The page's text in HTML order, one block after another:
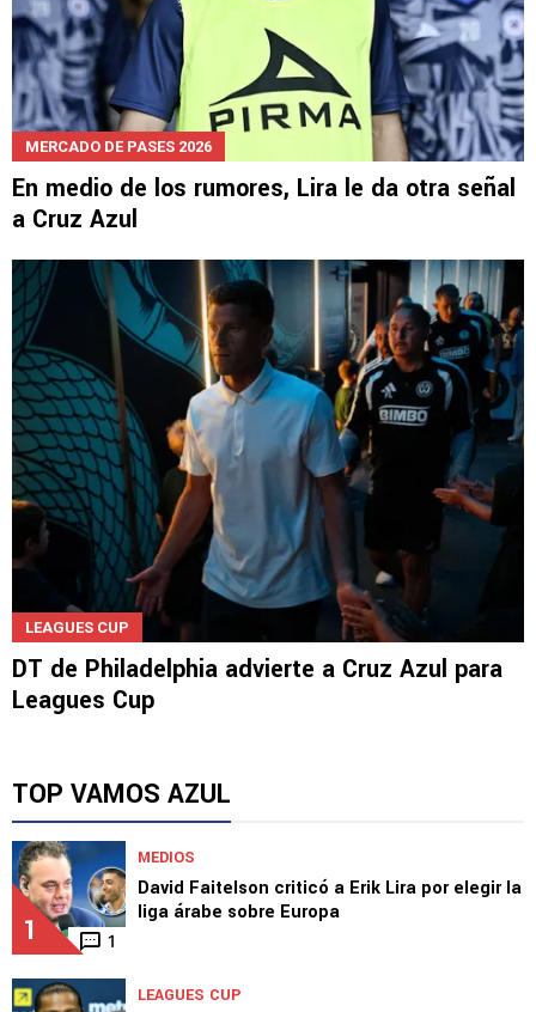
MERCADO DE PASES 2026
En medio de los rumores, Lira le da otra señal
a Cruz Azul
LEAGUES CUP
DT de Philadelphia advierte a Cruz Azul para
Leagues Cup
TOP VAMOS AZUL
1 1
MEDIOS
David Faitelson criticó a Erik Lira por elegir la
liga árabe sobre Europa
LEAGUES CUP